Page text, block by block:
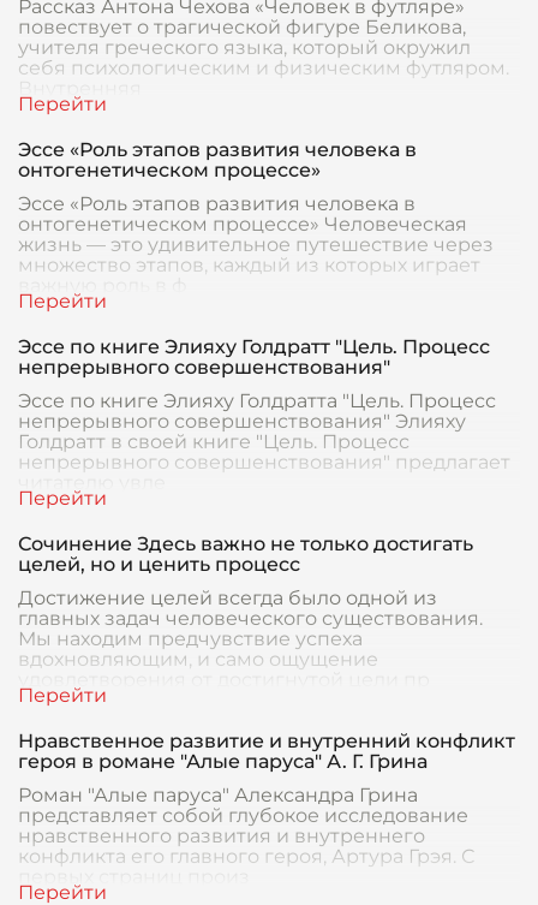
Рассказ Антона Чехова «Человек в футляре»
повествует о трагической фигуре Беликова,
учителя греческого языка, который окружил
себя психологическим и физическим футляром.
Внутренняя
Эссе «Роль этапов развития человека в
онтогенетическом процессе»
Эссе «Роль этапов развития человека в
онтогенетическом процессе» Человеческая
жизнь — это удивительное путешествие через
множество этапов, каждый из которых играет
Эссе по книге Элияху Голдратт "Цель. Процесс
непрерывного совершенствования"
Эссе по книге Элияху Голдратта "Цель. Процесс
непрерывного совершенствования" Элияху
Голдратт в своей книге "Цель. Процесс
непрерывного совершенствования" предлагает
Сочинение Здесь важно не только достигать
целей, но и ценить процесс
Достижение целей всегда было одной из
главных задач человеческого существования.
Мы находим предчувствие успеха
вдохновляющим, и само ощущение
Нравственное развитие и внутренний конфликт
героя в романе "Алые паруса" А. Г. Грина
Роман "Алые паруса" Александра Грина
представляет собой глубокое исследование
нравственного развития и внутреннего
конфликта его главного героя, Артура Грэя. С